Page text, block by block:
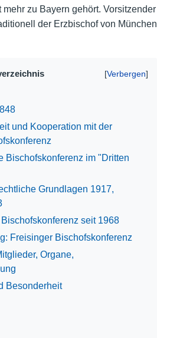
zu Bayern gehört. Vorsitzender
der Erzbischof von München
und Kooperation mit der
Bischofskonferenz im "Dritten
Grundlagen 1917,
seit 1968
Freisinger Bischofskonferenz
Organe,
Besonderheit